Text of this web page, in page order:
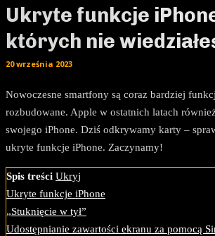
Ukryte funkcje
których nie
20 września 2023
Nowoczesne smartfony są coraz bardziej
rozbudowane. Apple w ostatnich latach
swojego iPhone. Dziś odkrywamy karty –
ukryte funkcje iPhone. Zaczynamy!
Spis treści Ukryj
Ukryte funkcje iPhone
„Stuknięcie w tył”
Udostępnianie zawartości ekranu za pomocą